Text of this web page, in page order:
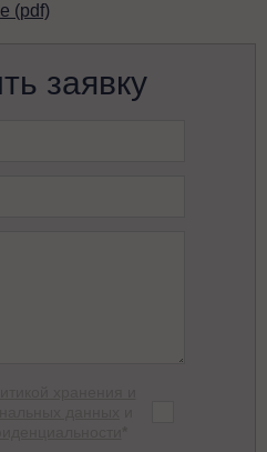
(pdf)
заявку